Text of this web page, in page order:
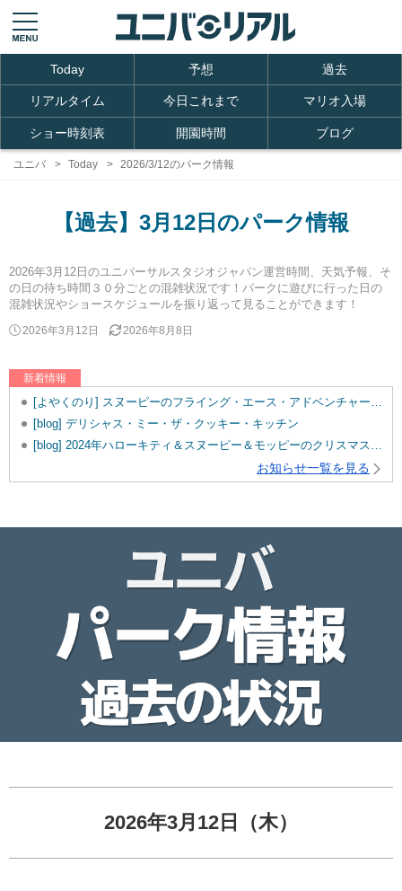
Today 予想 過去
リアルタイム 今日これまで マリオ入場
ショー時刻表 開園時間 ブログ
ユニバ Today 2026/3/12のパーク情報
【過去】3月12日のパーク情報
2026年3月12日のユニバーサルスタジオジャパン運営時間、天気予報、そ
の日の待ち時間３０分ごとの混雑状況です！パークに遊びに行った日の
混雑状況やショースケジュールを振り返って見ることができます！
2026年3月12日 2026年8月8日
新着情報
[よやくのり] スヌーピーのフライング・エース・アドベンチャーを追加しました。
[blog] デリシャス・ミー・ザ・クッキー・キッチン
[blog] 2024年ハローキティ＆スヌーピー＆モッピーのクリスマスグッズ♡
お知らせ一覧を見る
2026年3月12日（木）